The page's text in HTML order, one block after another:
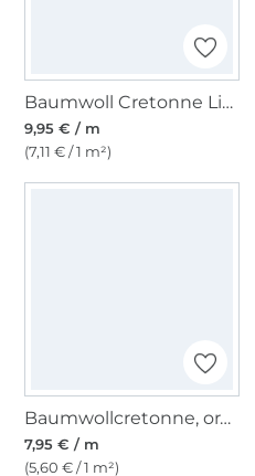
Baumwoll Cretonne Little Dots, altrosé
9,95 € / m
(7,11 € / 1 m²)
Baumwollcretonne, orange
7,95 € / m
(5,60 € / 1 m²)